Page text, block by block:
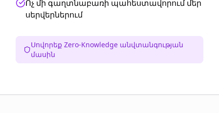
Ոչ մի գաղտնաբառի պահեստավորում մեր
սերվերներում
Սովորեք Zero-Knowledge անվտանգության
մասին